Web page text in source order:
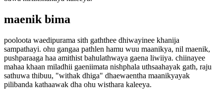
maenik bima
pooloota waedipurama sith gaththee dhiwayinee khanija
sampathayi. ohu gangaa pathlen hamu wuu maanikya, nil maenik,
pushparaaga haa amithist bahulathwaya gaena liwiiya. chiinayee
mahaa khaan miladhii gaeniimata nishphala uthsaahayak gath, raju
sathuwa thibuu, "withak dhiga" dhaewaentha maanikyayak
pilibanda kathaawak dha ohu wisthara kaleeya.